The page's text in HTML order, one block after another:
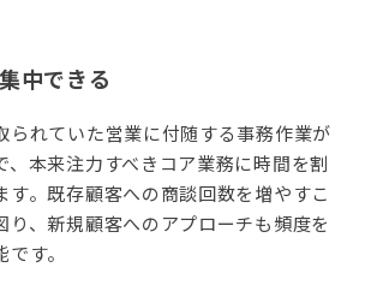
中できる
られていた営業に付随する事務作業が
、本来注力すべきコア業務に時間を割
す。既存顧客への商談回数を増やすこ
り、新規顧客へのアプローチも頻度を
す。